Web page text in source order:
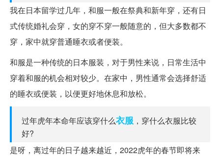
我在日本留学过几年，和服一般在祭典和新年穿，还有日
式传统婚礼会穿，女的穿不穿一般随意的，但大多数都不
穿，家中就穿普通睡衣或者便装。
和服是一种传统的日本服装，对于男性来说，日常生活中
穿着和服的机会相对较少。在家中，男性通常会选择舒适
的睡衣或便装，以便更好地休息和放松。
过年虎年本命年应该穿什么衣服 ，穿什么衣服比较
好?
是呀，离过年的日子越来越近，2022虎年的春节即将来